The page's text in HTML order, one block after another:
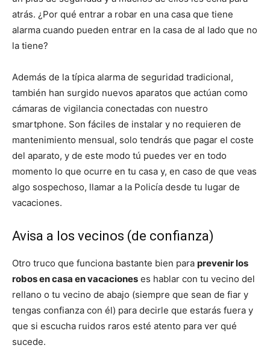
atrás. ¿Por qué entrar a robar en una casa que tiene
alarma cuando pueden entrar en la casa de al lado que no
la tiene?
Además de la típica alarma de seguridad tradicional,
también han surgido nuevos aparatos que actúan como
cámaras de vigilancia conectadas con nuestro
smartphone. Son fáciles de instalar y no requieren de
mantenimiento mensual, solo tendrás que pagar el coste
del aparato, y de este modo tú puedes ver en todo
momento lo que ocurre en tu casa y, en caso de que veas
algo sospechoso, llamar a la Policía desde tu lugar de
vacaciones.
Avisa a los vecinos (de confianza)
Otro truco que funciona bastante bien para prevenir los
robos en casa en vacaciones es hablar con tu vecino del
rellano o tu vecino de abajo (siempre que sean de fiar y
tengas confianza con él) para decirle que estarás fuera y
que si escucha ruidos raros esté atento para ver qué
sucede.